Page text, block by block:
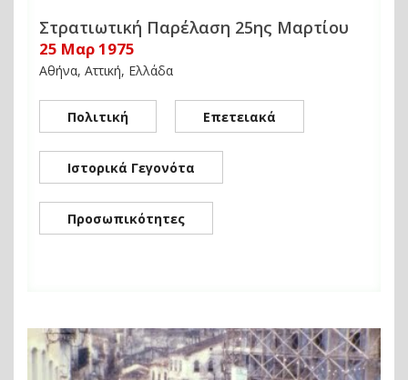
Στρατιωτική Παρέλαση 25ης Μαρτίου
25 Μαρ 1975
Αθήνα, Αττική, Ελλάδα
Πολιτική Επετειακά
Ιστορικά Γεγονότα
Προσωπικότητες